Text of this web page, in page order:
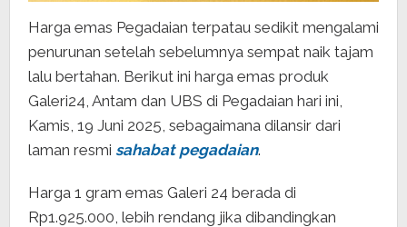
Harga emas Pegadaian terpatau sedikit mengalami
penurunan setelah sebelumnya sempat naik tajam
lalu bertahan. Berikut ini harga emas produk
Galeri24, Antam dan UBS di Pegadaian hari ini,
Kamis, 19 Juni 2025, sebagaimana dilansir dari
laman resmi sahabat pegadaian.
Harga 1 gram emas Galeri 24 berada di
Rp1.925.000, lebih rendang jika dibandingkan